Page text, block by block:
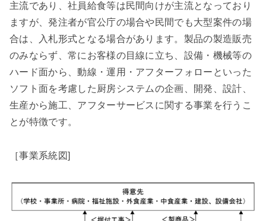
主流であり、社員給食等は民間向けが主流となっており
ますが、発注者が官公庁の場合や民間でも大型案件の場
合は、入札形式となる場合があります。製品の製造販売
のみならず、常にお客様の目線に立ち、設備・機械等の
ハード面から、動線・運用・アフターフォローといった
ソフト面を考慮した厨房システムの企画、開発、設計、
生産から施工、アフターサービスに関する事業を行うこ
とが特徴です。
［事業系統図]